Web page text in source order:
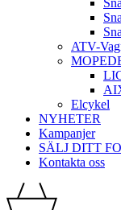
ATV-
Elcykel
NYHETER
Kampanjer
SÄLJ DITT
Kontakta oss